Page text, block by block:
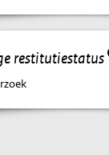
restitutiestatus